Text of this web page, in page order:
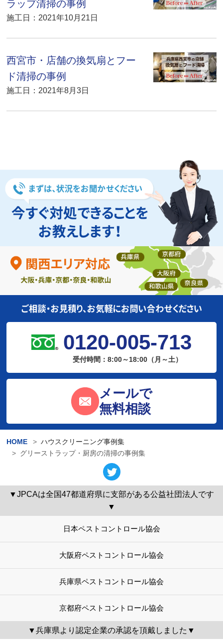
ラップ清掃の事例
施工日：2021年10月21日
西宮市・店舗の換気扇とフー
ド清掃の事例
施工日：2021年8月3日
0120-005-713
受付時間：8:00～18:00（月～土）
メールで
無料相談
HOME
ハウスクリーニング事例集
グリーストラップ・厨房の清掃の事例集
▼JPCAは全国47都道府県に支部がある公益社団法人です
▼
日本ペストコントロール協会
大阪府ペストコントロール協会
兵庫県ペストコントロール協会
京都府ペストコントロール協会
▼兵庫県より認定企業の承認を頂戴しました▼